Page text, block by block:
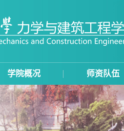
学院概况 师资队伍